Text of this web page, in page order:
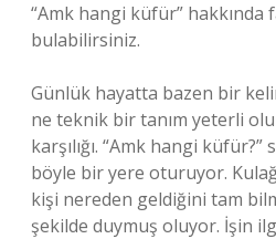
“Amk hangi küfür” hakkında
bulabilirsiniz.
Günlük hayatta bazen bir
ne teknik bir tanım yeterli
karşılığı. “Amk hangi
böyle bir yere oturuyor.
kişi nereden geldiğini tam
şekilde duymuş oluyor. İşin